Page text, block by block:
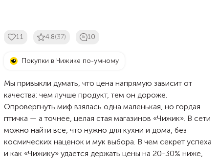
11 4.8(37) 10
Покупки в Чижике по-умному
Мы привыкли думать, что цена напрямую зависит от
качества: чем лучше продукт, тем он дороже.
Опровергнуть миф взялась одна маленькая, но гордая
птичка — а точнее, целая стая магазинов «Чижик». В сети
можно найти все, что нужно для кухни и дома, без
космических наценок и мук выбора. В чем секрет успеха
и как «Чижику» удается держать цены на 20-30% ниже,